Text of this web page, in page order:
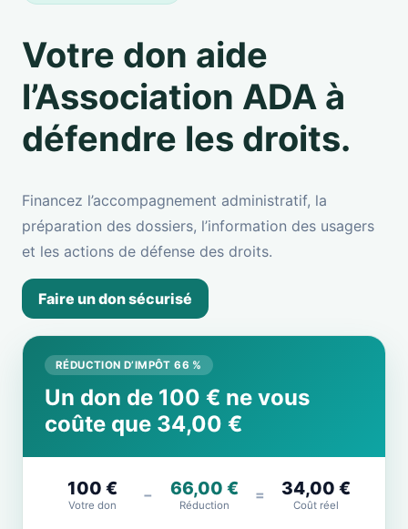
Votre don aide
l’Association ADA à
défendre les droits.
Financez l’accompagnement administratif, la
préparation des dossiers, l’information des usagers
et les actions de défense des droits.
Faire un don sécurisé
RÉDUCTION D’IMPÔT 66 %
Un don de 100 € ne vous
coûte que 34,00 €
100 €
Votre don
− 66,00 €
Réduction
= 34,00 €
Coût réel